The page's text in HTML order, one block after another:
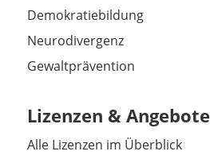
Demokratiebildung
Neurodivergenz
Gewaltprävention
Lizenzen & Angebote
Alle Lizenzen im Überblick